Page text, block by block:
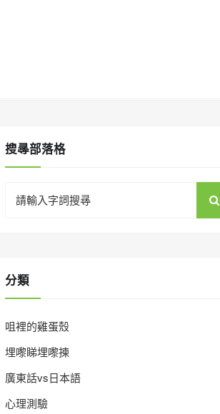
搜㝷部落格
for:
分類
咀裡的雞蛋殼
埋嚟睇埋嚟揀
廣東話vs日本語
心理測驗